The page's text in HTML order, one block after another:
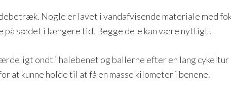
Nogle er lavet i vandafvisende materiale med
på sædet i længere tid. Begge dele kan være nyttigt!
ondt i halebenet og ballerne efter en lang
at kunne holde til at få en masse kilometer i benene.